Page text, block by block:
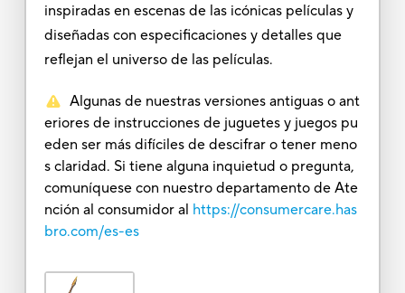
inspiradas en escenas de las icónicas películas y
diseñadas con especificaciones y detalles que
reflejan el universo de las películas.
Algunas de nuestras versiones antiguas o ant
eriores de instrucciones de juguetes y juegos pu
eden ser más difíciles de descifrar o tener meno
s claridad. Si tiene alguna inquietud o pregunta,
comuníquese con nuestro departamento de Ate
nción al consumidor al https://consumercare.has
bro.com/es-es